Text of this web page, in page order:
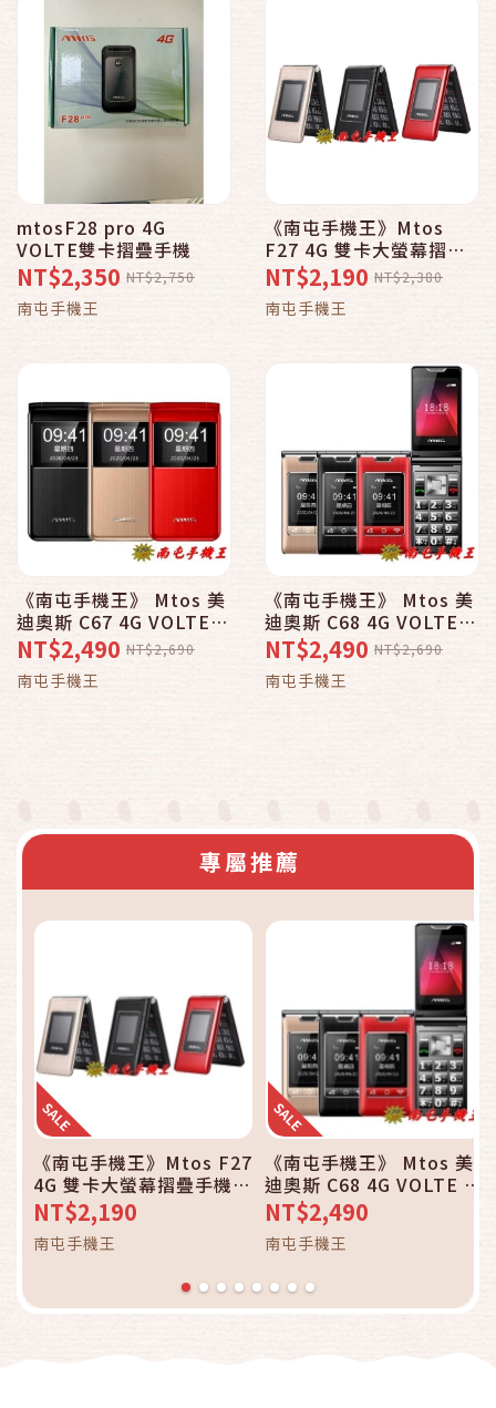
mtosF28 pro 4G
VOLTE雙卡摺疊手機
NT$2,350 NT$2,750
南屯手機王
《南屯手機王》Mtos
F27 4G 雙卡大螢幕摺疊
手機 直購價
NT$2,190 NT$2,380
南屯手機王
《南屯手機王》 Mtos 美
迪奧斯 C67 4G VOLTE
雙卡折疊手機
NT$2,490 NT$2,690
南屯手機王
《南屯手機王》 Mtos 美
迪奧斯 C68 4G VOLTE
雙卡折疊手機
NT$2,490 NT$2,690
南屯手機王
專屬推薦
《南屯手機王》Mtos F27
4G 雙卡大螢幕摺疊手機
直購價
NT$2,190
南屯手機王
《南屯手機王》 Mtos 美
迪奧斯 C68 4G VOLTE 雙
卡折疊手機
NT$2,490
南屯手機王